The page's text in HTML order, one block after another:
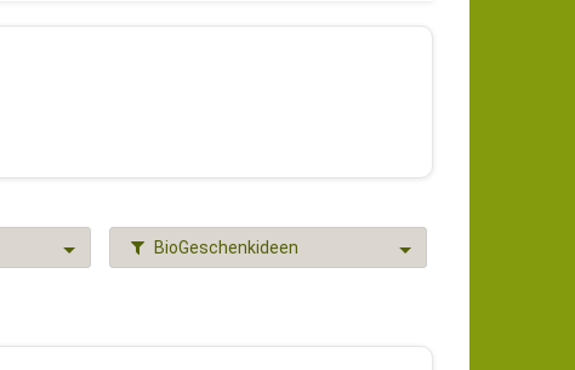
BioGeschenkideen